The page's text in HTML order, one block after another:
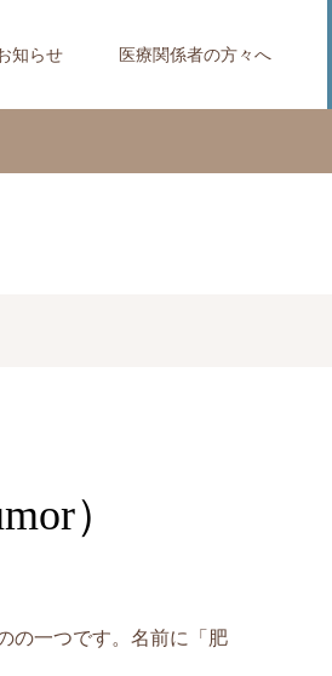
知らせ 医療関係者の方々へ
）
の一つです。名前に「肥